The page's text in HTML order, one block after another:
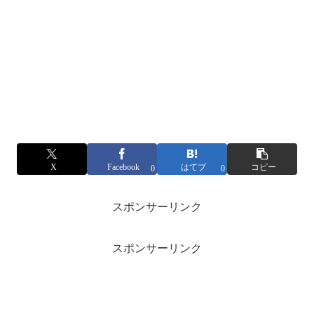
X Facebook 0 はてブ 0 コピー
スポンサーリンク
スポンサーリンク